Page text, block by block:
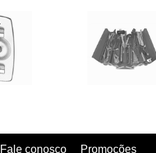
Fale conosco Promoções